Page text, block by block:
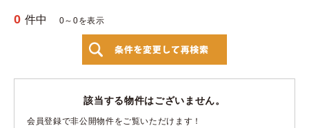
0 件中 0～0を表示
該当する物件はございません。
会員登録で非公開物件をご覧いただけます！